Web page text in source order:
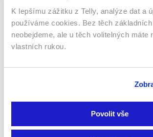
K lepšímu zážitku z Telly, analýze dat a
používáme cookies. Bez těch
neobejdeme, ale u těch volitelných máte
vlastních rukou.
Povolit vše
Sledujte kdekoliv až na 6
Sledovat internetovou televizi jde
po celé EU, a to až na 6